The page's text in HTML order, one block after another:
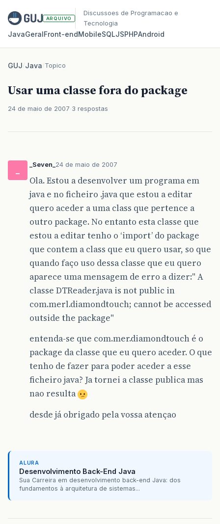
ARQUIVO
Discussoes de Programacao e
Tecnologia
JavaGeralFront‑endMobileSQLJSPHPAndroid
GUJ/Java/Topico
Usar uma classe fora do package
24 de maio de 2007 3 respostas
_Seven_ 24 de maio de 2007
Ola. Estou a desenvolver um programa em
java e no ficheiro .java que estou a editar
quero aceder a uma class que pertence a
outro package. No entanto esta classe que
estou a editar tenho o ‘import’ do package
que contem a class que eu quero usar, so que
quando faço uso dessa classe que eu quero
aparece uma mensagem de erro a dizer:" A
classe DTReader.java is not public in
com.merl.diamondtouch; cannot be accessed
outside the package"
entenda-se que com.mer.diamondtouch é o
package da classe que eu quero aceder. O que
tenho de fazer para poder aceder a esse
ficheiro java? Ja tornei a classe publica mas
nao resulta
desde já obrigado pela vossa atençao
ALURA
Desenvolvimento Back-End Java
Sua Carreira em desenvolvimento back-end Java: dos
fundamentos à arquitetura de sistemas...